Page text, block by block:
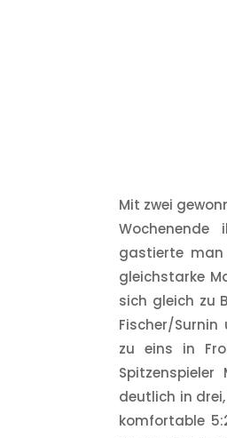
Mit zwei
Wochenende
gastierte man
gleichstarke
sich gleich zu
Fischer/Surnin
zu eins in
deutlich in
komfortable